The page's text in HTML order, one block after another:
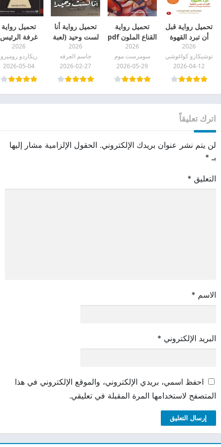
تحميل رواية قبل
أن تبرد القهوة
(قبل أن ننسى
الطيبة) pdf
2026
توشيكازو كواغوشي
2026-04-12
تحميل رواية
القناع الملون pdf
2026
سومرست موم
2026-05-29
تحميل رواية أنا
لست وحيد (لعبة
المحققين) pdf
2026
جاسم العرفه
2026-02-27
تحميل رواية
غرفة الرئيس
pdf
2026
ريكاردو روميرو
2026-05-04
اترك تعليقاً
لن يتم نشر عنوان بريدك الإلكتروني. الحقول الإلزامية مشار إليها
بـ *
التعليق *
الاسم *
البريد الإلكتروني *
احفظ اسمي، بريدي الإلكتروني، والموقع الإلكتروني في هذا
المتصفح لاستخدامها المرة المقبلة في تعليقي.